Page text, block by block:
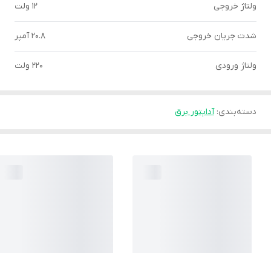
ولتاژ خروجی 12 ولت
شدت جریان خروجی 20.8 آمپر
ولتاژ ورودی 220 ولت
دسته‌بندی:آداپتور برق